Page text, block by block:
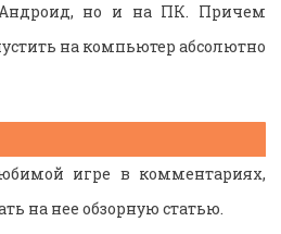
но и на ПК. Причем
на компьютер абсолютно
игре в комментариях,
на нее обзорную статью.